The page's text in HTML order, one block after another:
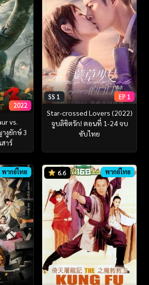
2022
vs.
งูยักษ์ 3
สาร์
SS 1 EP 1
Star-crossed Lovers (2022)
จูบลิขิตรัก! ตอนที่ 1-24 จบ
ซับไทย
พากย์ไทย 6.6 พากย์ไทย